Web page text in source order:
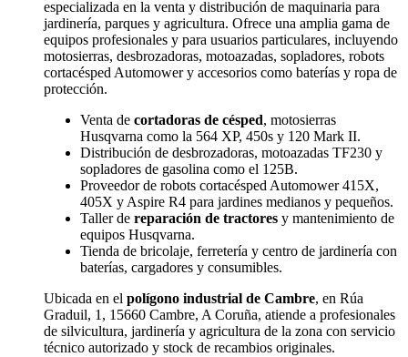
especializada en la venta y distribución de maquinaria para
jardinería, parques y agricultura. Ofrece una amplia gama de
equipos profesionales y para usuarios particulares, incluyendo
motosierras, desbrozadoras, motoazadas, sopladores, robots
cortacésped Automower y accesorios como baterías y ropa de
protección.
Venta de cortadoras de césped, motosierras
Husqvarna como la 564 XP, 450s y 120 Mark II.
Distribución de desbrozadoras, motoazadas TF230 y
sopladores de gasolina como el 125B.
Proveedor de robots cortacésped Automower 415X,
405X y Aspire R4 para jardines medianos y pequeños.
Taller de reparación de tractores y mantenimiento de
equipos Husqvarna.
Tienda de bricolaje, ferretería y centro de jardinería con
baterías, cargadores y consumibles.
Ubicada en el polígono industrial de Cambre, en Rúa
Graduil, 1, 15660 Cambre, A Coruña, atiende a profesionales
de silvicultura, jardinería y agricultura de la zona con servicio
técnico autorizado y stock de recambios originales.